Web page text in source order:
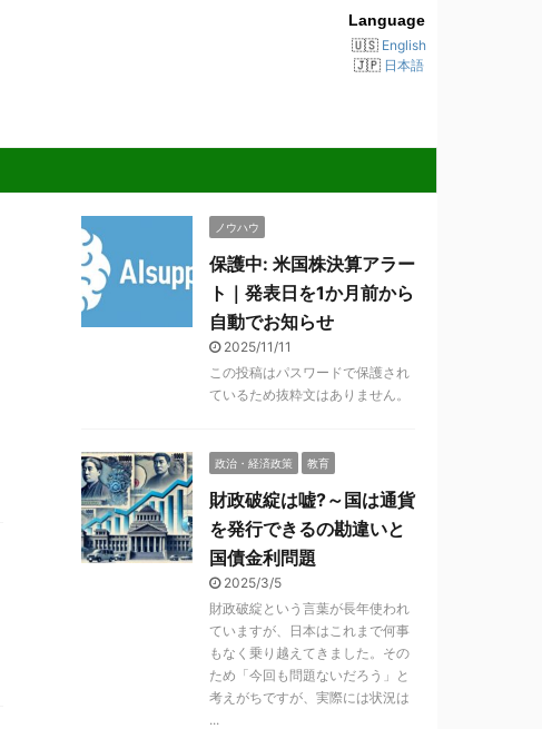
Language
English
日本語
ノウハウ
保護中: 米国株決算アラー
ト｜発表日を1か月前から
自動でお知らせ
2025/11/11
この投稿はパスワードで保護され
ているため抜粋文はありません。
政治・経済政策 教育
財政破綻は嘘?～国は通貨
を発行できるの勘違いと
国債金利問題
2025/3/5
財政破綻という言葉が長年使われ
ていますが、日本はこれまで何事
もなく乗り越えてきました。その
ため「今回も問題ないだろう」と
考えがちですが、実際には状況は
...